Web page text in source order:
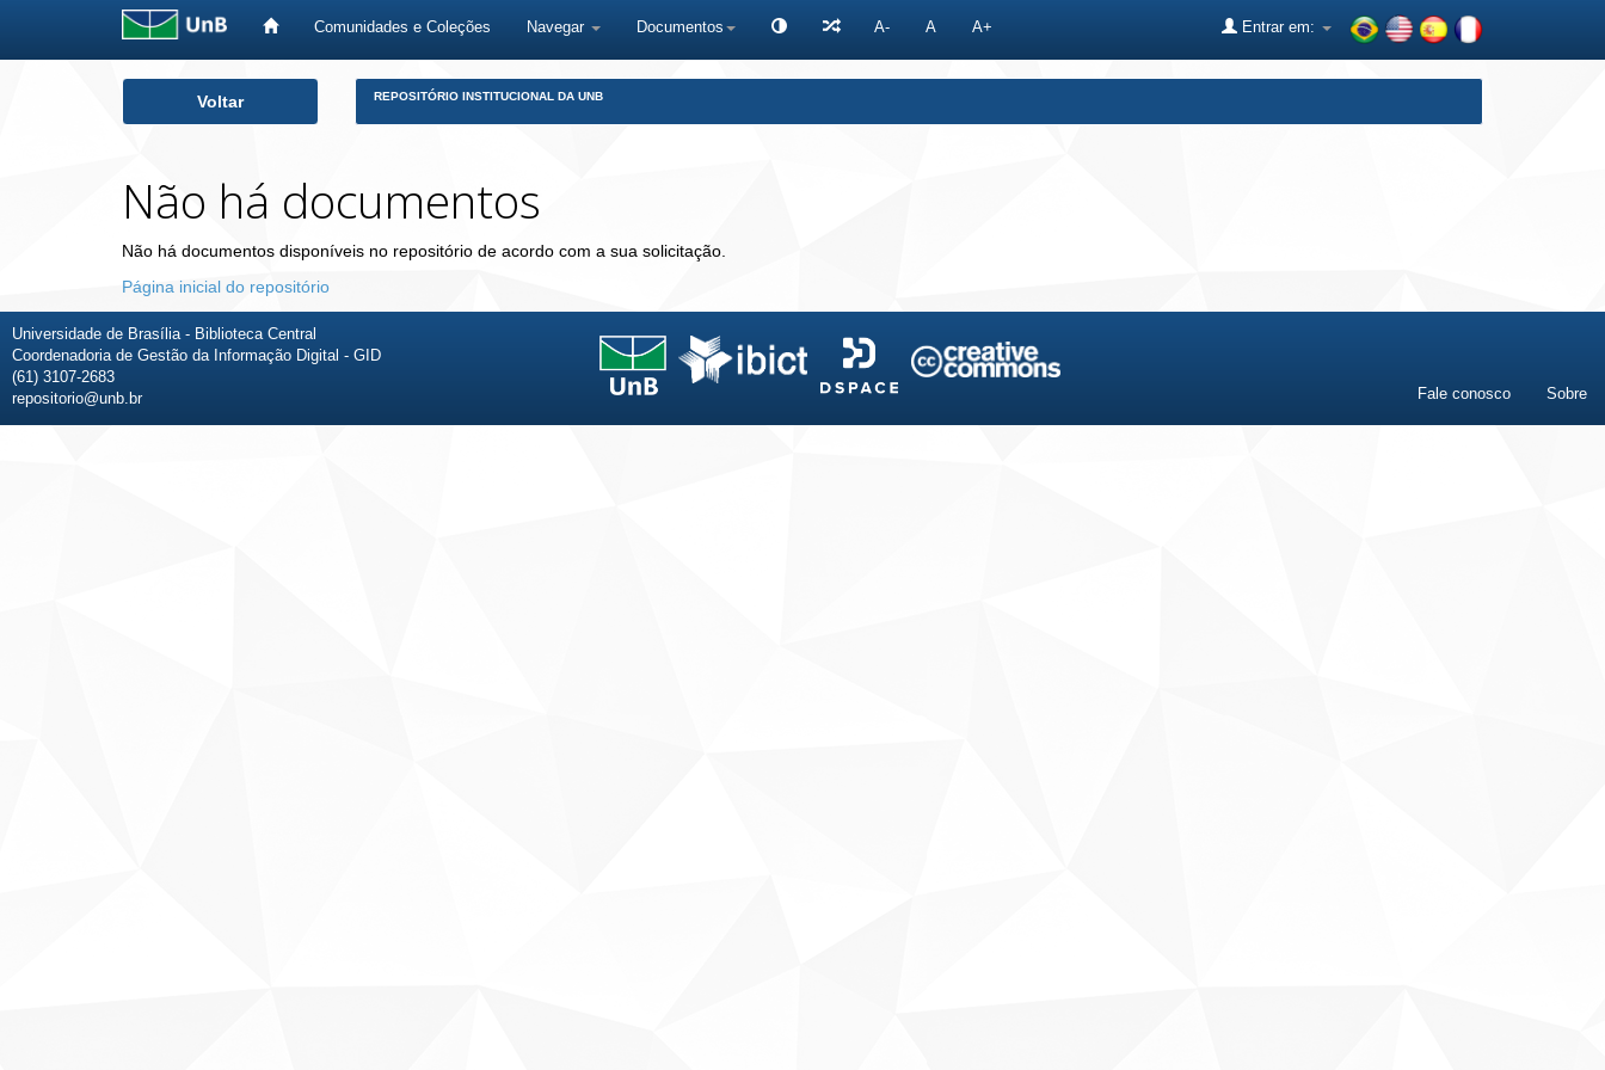
Comunidades e Coleções Navegar Documentos A- A A+ Entrar em:
Voltar REPOSITÓRIO INSTITUCIONAL DA UNB
Não há documentos
Não há documentos disponíveis no repositório de acordo com a sua solicitação.
Página inicial do repositório
Universidade de Brasília - Biblioteca Central
Coordenadoria de Gestão da Informação Digital - GID
(61) 3107-2683
repositorio@unb.br
Fale conosco Sobre